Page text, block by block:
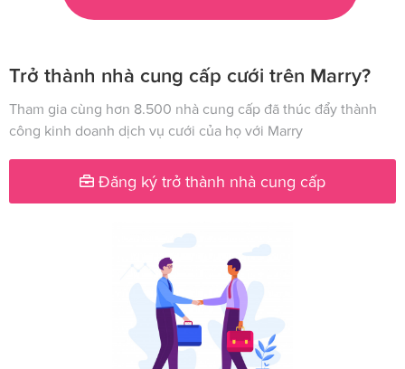
Trở thành nhà cung cấp cưới trên Marry?
Tham gia cùng hơn 8.500 nhà cung cấp đã thúc đẩy thành
công kinh doanh dịch vụ cưới của họ với Marry
Đăng ký trở thành nhà cung cấp